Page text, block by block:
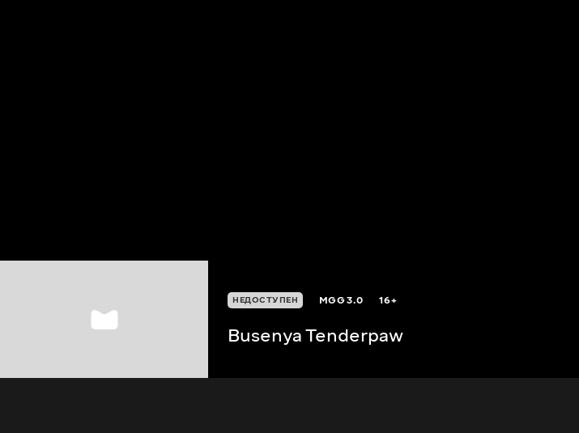
НЕДОСТУПЕН MGG3.0 16+
Busenya Tenderpaw